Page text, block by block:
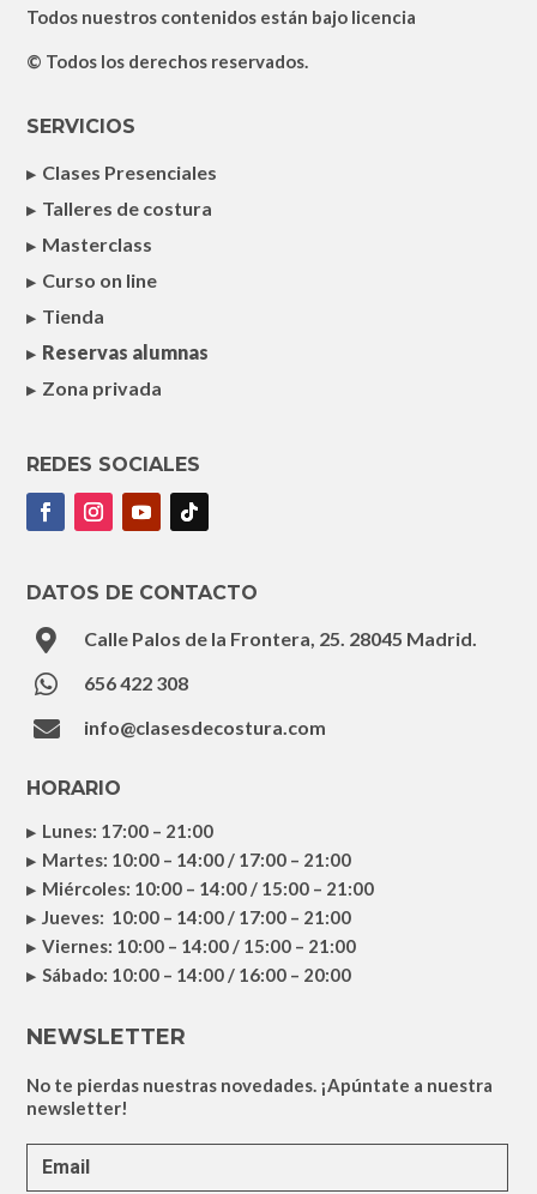
Todos nuestros contenidos están bajo licencia
© Todos los derechos reservados.
SERVICIOS
Clases Presenciales
Talleres de costura
Masterclass
Curso on line
Tienda
Reservas alumnas
Zona privada
REDES SOCIALES
DATOS DE CONTACTO
 Calle Palos de la Frontera, 25. 28045 Madrid.
 656 422 308
 info@clasesdecostura.com
HORARIO
Lunes: 17:00 – 21:00
Martes: 10:00 – 14:00 / 17:00 – 21:00
Miércoles: 10:00 – 14:00 / 15:00 – 21:00
Jueves: 10:00 – 14:00 / 17:00 – 21:00
Viernes: 10:00 – 14:00 / 15:00 – 21:00
Sábado: 10:00 – 14:00 / 16:00 – 20:00